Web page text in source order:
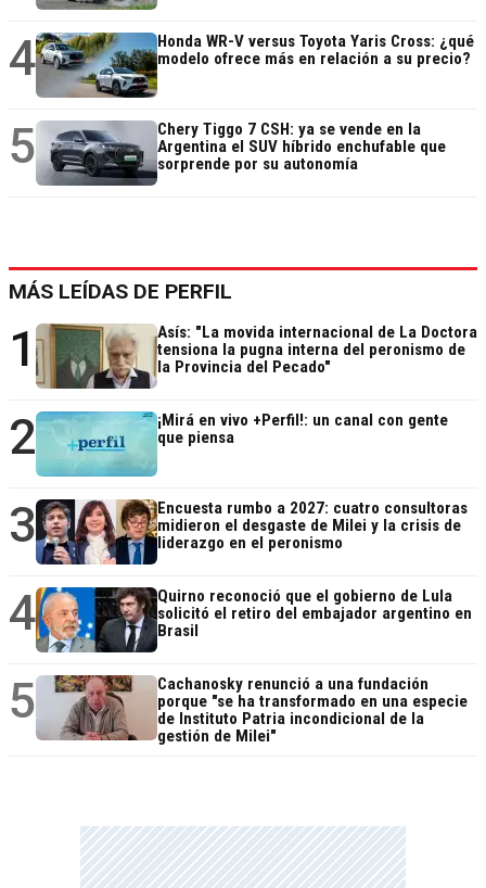
4
Honda WR-V versus Toyota Yaris Cross: ¿qué
modelo ofrece más en relación a su precio?
5
Chery Tiggo 7 CSH: ya se vende en la
Argentina el SUV híbrido enchufable que
sorprende por su autonomía
MÁS LEÍDAS DE PERFIL
1
Asís: "La movida internacional de La Doctora
tensiona la pugna interna del peronismo de
la Provincia del Pecado"
2
¡Mirá en vivo +Perfil!: un canal con gente
que piensa
3
Encuesta rumbo a 2027: cuatro consultoras
midieron el desgaste de Milei y la crisis de
liderazgo en el peronismo
4
Quirno reconoció que el gobierno de Lula
solicitó el retiro del embajador argentino en
Brasil
5
Cachanosky renunció a una fundación
porque "se ha transformado en una especie
de Instituto Patria incondicional de la
gestión de Milei"